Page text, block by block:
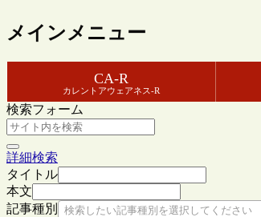
メインメニュー
CA-R
カレントアウェアネス-R
検索フォーム
詳細検索
タイトル
本文
記事種別
検索したい記事種別を選択してください